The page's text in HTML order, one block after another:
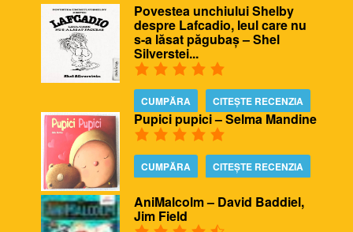
Povestea unchiului Shelby
despre Lafcadio, leul care nu
s-a lăsat păgubaș – Shel
Silverstei...
CUMPĂRA CITEȘTE RECENZIA
Pupici pupici – Selma Mandine
CUMPĂRA CITEȘTE RECENZIA
AniMalcolm – David Baddiel,
Jim Field